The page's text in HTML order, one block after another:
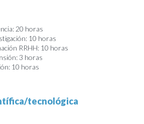
20 horas
10 horas
RRHH: 10 horas
3 horas
10 horas
tecnológica